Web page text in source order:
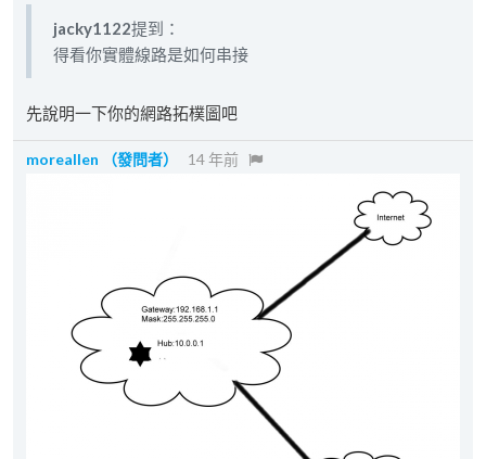
jacky1122提到：
得看你實體線路是如何串接
先說明一下你的網路拓樸圖吧
moreallen （發問者） 14 年前